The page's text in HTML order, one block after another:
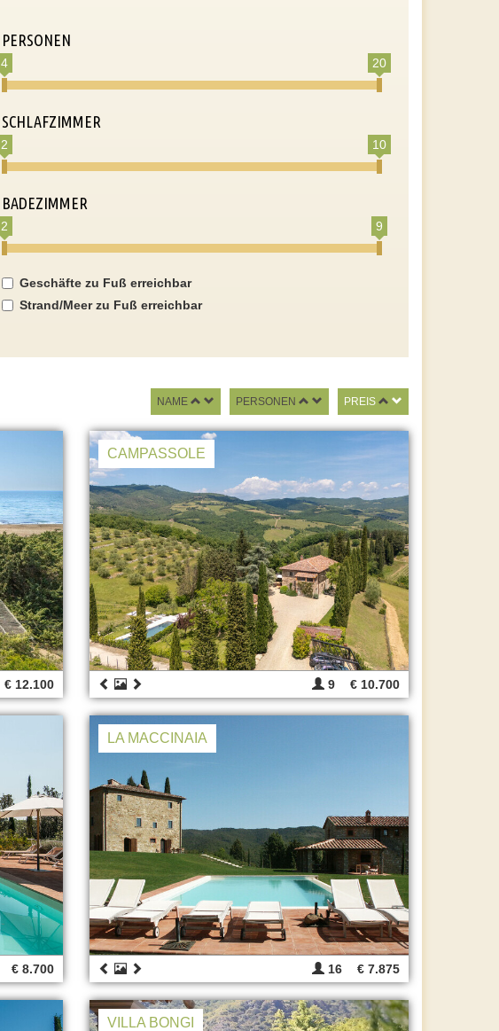
PERSONEN
4 20
SCHLAFZIMMER
2 10
BADEZIMMER
2 9
Geschäfte zu Fuß erreichbar
Strand/Meer zu Fuß erreichbar
NAME PERSONEN PREIS
€ 12.100
CAMPASSOLE
9 € 10.700
€ 8.700
LA MACCINAIA
16 € 7.875
VILLA BONGI